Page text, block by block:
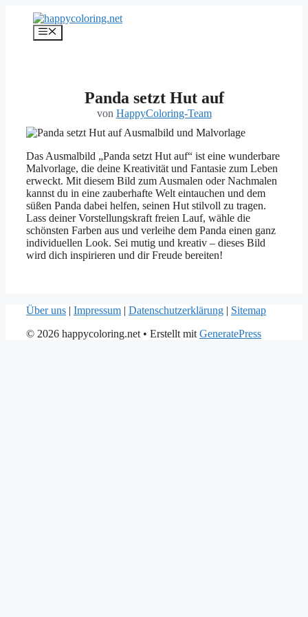
springen
Menü
Panda setzt Hut auf
von HappyColoring-Team
Das Ausmalbild „Panda setzt Hut auf“ ist eine wunderbare
Malvorlage, die deine Kreativität und Fantasie zum Leben
erweckt. Mit diesem Bild zum Ausmalen oder Nachmalen
kannst du in eine zauberhafte Welt eintauchen und dem
süßen Panda dabei helfen, seinen Hut stilvoll zu tragen.
Lass deiner Vorstellungskraft freien Lauf, wähle die
schönsten Farben aus und verleihe dem Panda einen ganz
individuellen Look. Sei mutig und kreativ – dieses Bild
wird dich inspirieren und dir Freude bereiten!
Über uns | Impressum | Datenschutzerklärung | Sitemap
© 2026 happycoloring.net • Erstellt mit GeneratePress